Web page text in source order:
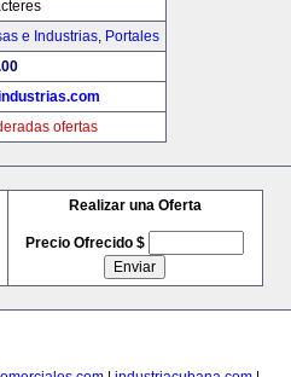
e Industrias, Portales
ofertas
Realizar una Oferta
Precio Ofrecido $